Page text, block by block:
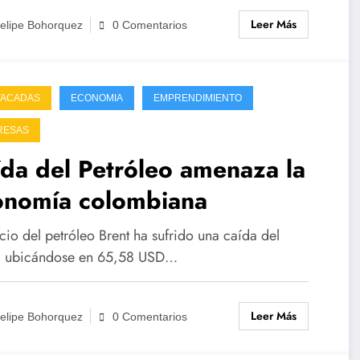
Bohorquez 0 Comentarios Leer Más
ECONOMIA EMPRENDIMIENTO
del Petróleo amenaza la
colombiana
del petróleo Brent ha sufrido una caída del
ubicándose en 65,58 USD…
Bohorquez 0 Comentarios Leer Más
entre las
escándalos:
el saldo del
Petro
quiere ver:
ley que no
espejismo
del
colombiano